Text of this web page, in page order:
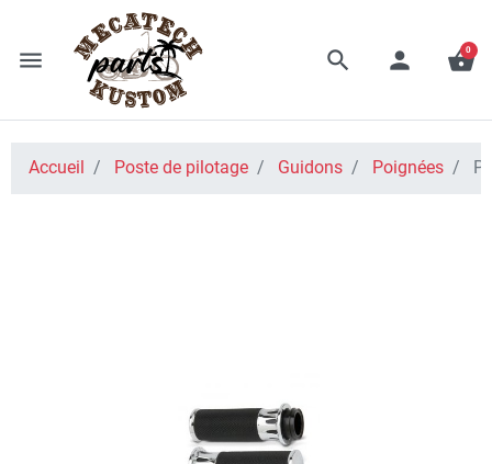
menu search person shopping_basket
0
Accueil Poste de pilotage Guidons Poignées